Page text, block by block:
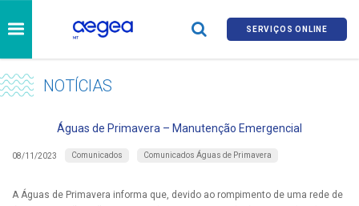
SERVIÇOS ONLINE
NOTÍCIAS
Águas de Primavera – Manutenção Emergencial
08/11/2023 Comunicados Comunicados Águas de Primavera
A Águas de Primavera informa que, devido ao rompimento de uma rede de